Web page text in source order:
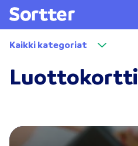
Kaikki kategoriat
Luottokortti